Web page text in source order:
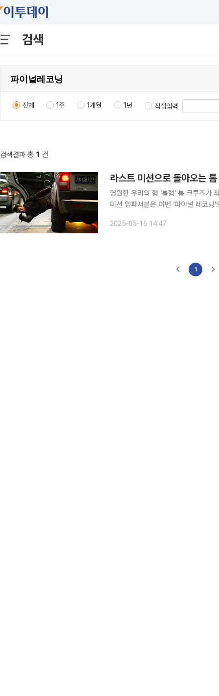
검색
전체 1주 1개월 1년 직접입력
검색결과 총 1 건
영원한 우리의 형 '톰형' 톰 크루즈가
미션 임파서블은 이번 '파이널 레코닝'으로 그 막을 내리
만나볼게요. 짧게 요약하는 톰 크
2025-05-16 14:47
1